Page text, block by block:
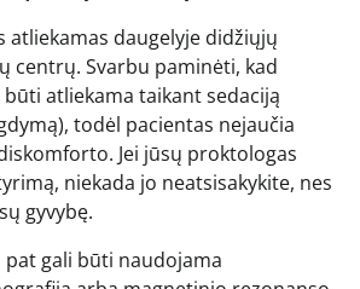
atliekamas daugelyje didžiųjų
centrų. Svarbu paminėti, kad
atliekama taikant sedaciją
todėl pacientas nejaučia
Jei jūsų proktologas
niekada jo neatsisakykite, nes
gyvybę.
gali būti naudojama